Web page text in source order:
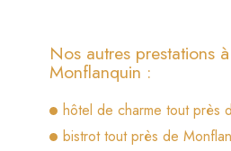
Nos autres prestations
Monflanquin :
hôtel de charme tout près
bistrot tout près de